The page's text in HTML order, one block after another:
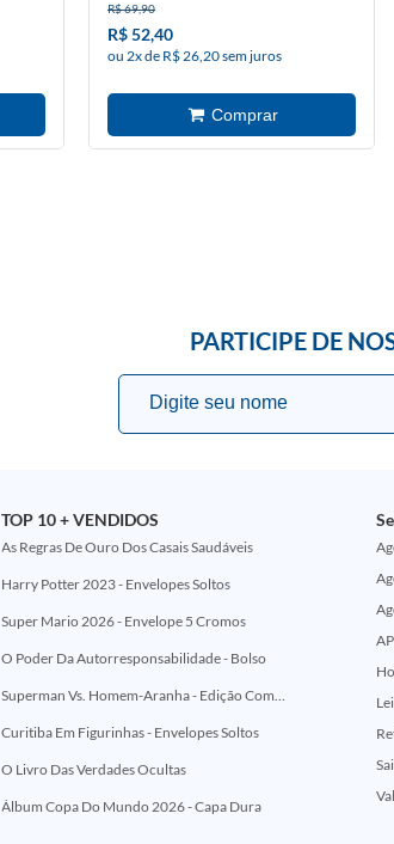
R$ 69,90
R$ 52,40
ou 2x de R$ 26,20 sem juros
PARTICIPE DE
TOP 10 + VENDIDOS
As Regras De Ouro Dos Casais Saudáveis
Harry Potter 2023 - Envelopes Soltos
Super Mario 2026 - Envelope 5 Cromos
O Poder Da Autorresponsabilidade - Bolso
Superman Vs. Homem-Aranha - Edição Comemorativa 50 Anos (Encontros Clássicos Dc E Marvel)
Curitiba Em Figurinhas - Envelopes Soltos
O Livro Das Verdades Ocultas
Álbum Copa Do Mundo 2026 - Capa Dura